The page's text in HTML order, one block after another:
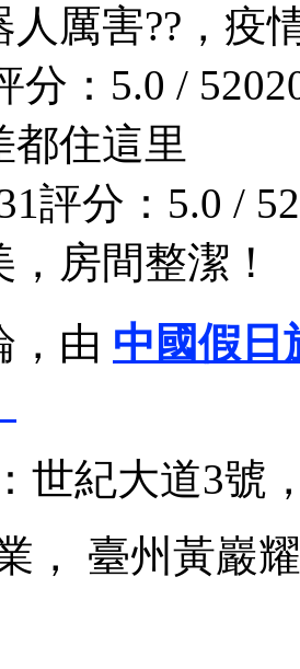
人厲害??，疫
分：5.0 / 5
都住這里
評分：5.0 / 5
房間整潔！
，由 中國假日
世紀大道3號
， 臺州黃